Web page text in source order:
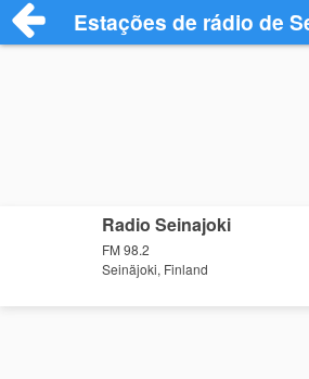
Estações de rádio de
Radio Seinajoki
FM 98.2
Seinäjoki, Finland